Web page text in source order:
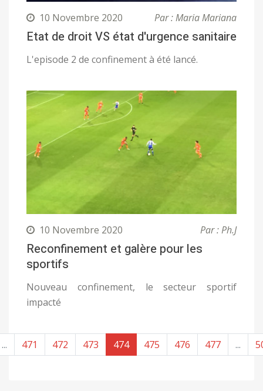
10 Novembre 2020 Par : Maria Mariana
Etat de droit VS état d'urgence sanitaire
L'episode 2 de confinement à été lancé.
10 Novembre 2020 Par : Ph.J
Reconfinement et galère pour les
sportifs
Nouveau confinement, le secteur sportif
impacté
... 471 472 473 474 475 476 477 ...